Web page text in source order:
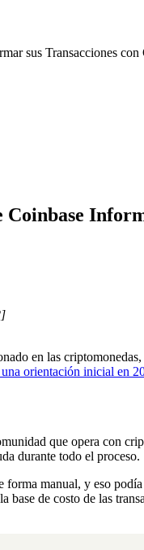
sus Transacciones con
en las
orientación inicial en
que opera con
durante todo el proceso.
manual, y eso
de costo de las